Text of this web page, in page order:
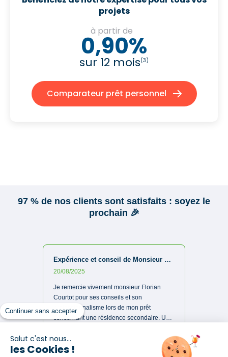
Continuer sans accepter
Salut c'est nous...
les Cookies !
projets
à partir de
0,90%
sur 12 mois(3)
Comparateur prêt personnel